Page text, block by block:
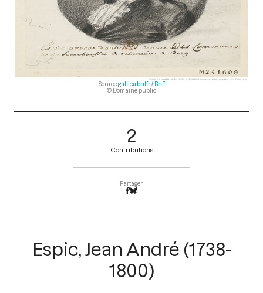
Source gallica.bnf.fr / BnF
© Domaine public
2
Contributions
Partager
Espic, Jean André (1738-
1800)